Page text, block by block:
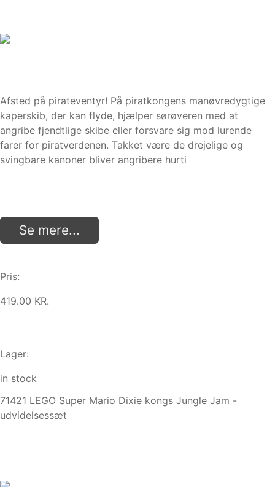
Afsted på pirateventyr! På piratkongens manøvredygtige
kaperskib, der kan flyde, hjælper sørøveren med at
angribe fjendtlige skibe eller forsvare sig mod lurende
farer for piratverdenen. Takket være de drejelige og
svingbare kanoner bliver angribere hurti
Se mere...
Pris:
419.00 KR.
Lager:
in stock
71421 LEGO Super Mario Dixie kongs Jungle Jam -
udvidelsessæt